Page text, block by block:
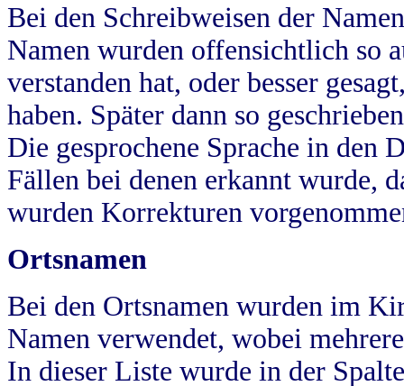
Bei den Schreibweisen der
Namen wurden offensichtlich so
verstanden hat, oder besser
haben. Später dann so
Die gesprochene Sprache in
Fällen bei denen erkannt wurde,
wurden Korrekturen
Ortsnamen
Bei den Ortsnamen wurden im
Namen verwendet, wobei
In dieser Liste wurde in der